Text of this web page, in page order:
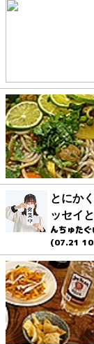
とにか
ッセイ
んちゅたぐ
(07.21